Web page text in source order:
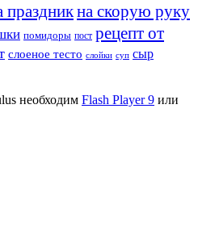
праздникна скорую руку
помидоры пост рецепт от
слоеное тесто слойки суп сыр
необходим Flash Player 9 или